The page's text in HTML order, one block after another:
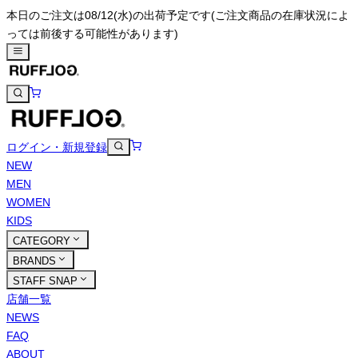
本日のご注文は08/12(水)の出荷予定です(ご注文商品の在庫状況によ
っては前後する可能性があります)
ログイン・新規登録
NEW
MEN
WOMEN
KIDS
CATEGORY
BRANDS
STAFF SNAP
店舗一覧
NEWS
FAQ
ABOUT